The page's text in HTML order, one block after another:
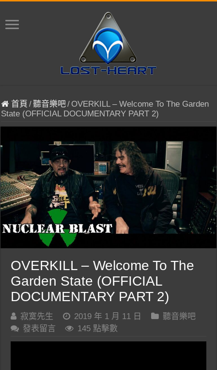
首頁 /聽音樂吧/ OVERKILL – Welcome To The Garden
State (OFFICIAL DOCUMENTARY PART 2)
OVERKILL – Welcome To The
Garden State (OFFICIAL
DOCUMENTARY PART 2)
寂寞先生 2019 年 1 月 11 日
聽音樂吧
發表留言
145 點擊數